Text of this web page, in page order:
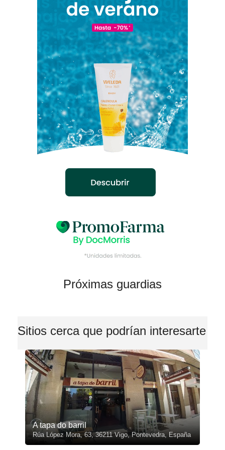
Próximas guardias
Sitios cerca que podrían interesarte
A tapa do barril
Rúa López Mora, 63, 36211 Vigo, Pontevedra, España